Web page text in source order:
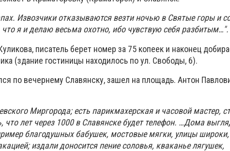
Извозчики отказываются везти ночью в Святые горы и
что я и делаю весьма охотно, ибо чувствую себя разбитым…".
писатель берет номер за 75 копеек и наконец
(здание гостиницы находилось по ул. Свободы, 6).
по вечернему Славянску, зашел на площадь. Антон
Миргорода; есть парикмахерская и часовой мастер,
лет через 1000 в Славянске будет телефон. …Дома
благодушных бабушек, мостовые мягки, улицы
издали доносится пение соловья, кваканье лягушек,